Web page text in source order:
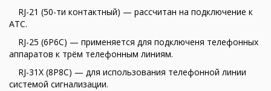
RJ-21 (50-ти контактный) — рассчитан на подключение к
АТС.
RJ-25 (6P6C) — применяется для подключеня телефонных
аппаратов к трём телефонным линиям.
RJ-31X (8P8C) — для использования телефонной линии
системой сигнализации.